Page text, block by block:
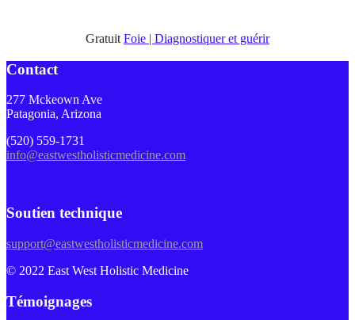
Gratuit Foie | Diagnostiquer et guérir
Contact
277 Mckeown Ave
Patagonia, Arizona
(520) 559-1731
info@eastwestholisticmedicine.com
Soutien technique
support@eastwestholisticmedicine.com
© 2022 East West Holistic Medicine
Témoignages